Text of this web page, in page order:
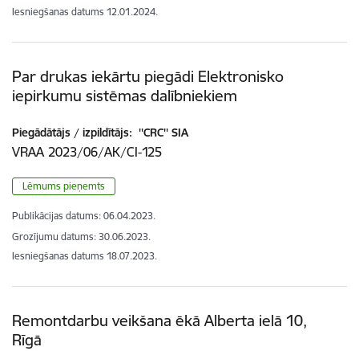
Iesniegšanas datums 12.01.2024.
Par drukas iekārtu piegādi Elektronisko
iepirkumu sistēmas dalībniekiem
Piegādātājs / izpildītājs: ''CRC'' SIA
VRAA 2023/06/AK/CI-125
Lēmums pieņemts
Publikācijas datums: 06.04.2023.
Grozījumu datums: 30.06.2023.
Iesniegšanas datums 18.07.2023.
Remontdarbu veikšana ēkā Alberta ielā 10,
Rīgā